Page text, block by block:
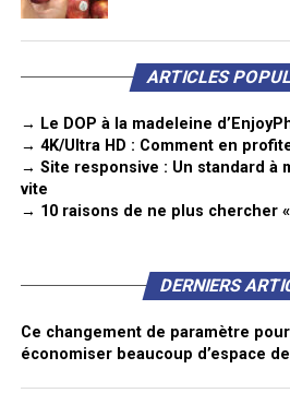
ARTICLES
→ Le DOP à la madeleine
→ 4K/Ultra HD : Comment en
→ Site responsive : Un standard à
vite
→ 10 raisons de ne plus chercher
DERNIERS
Ce changement de paramètre
économiser beaucoup d’espace